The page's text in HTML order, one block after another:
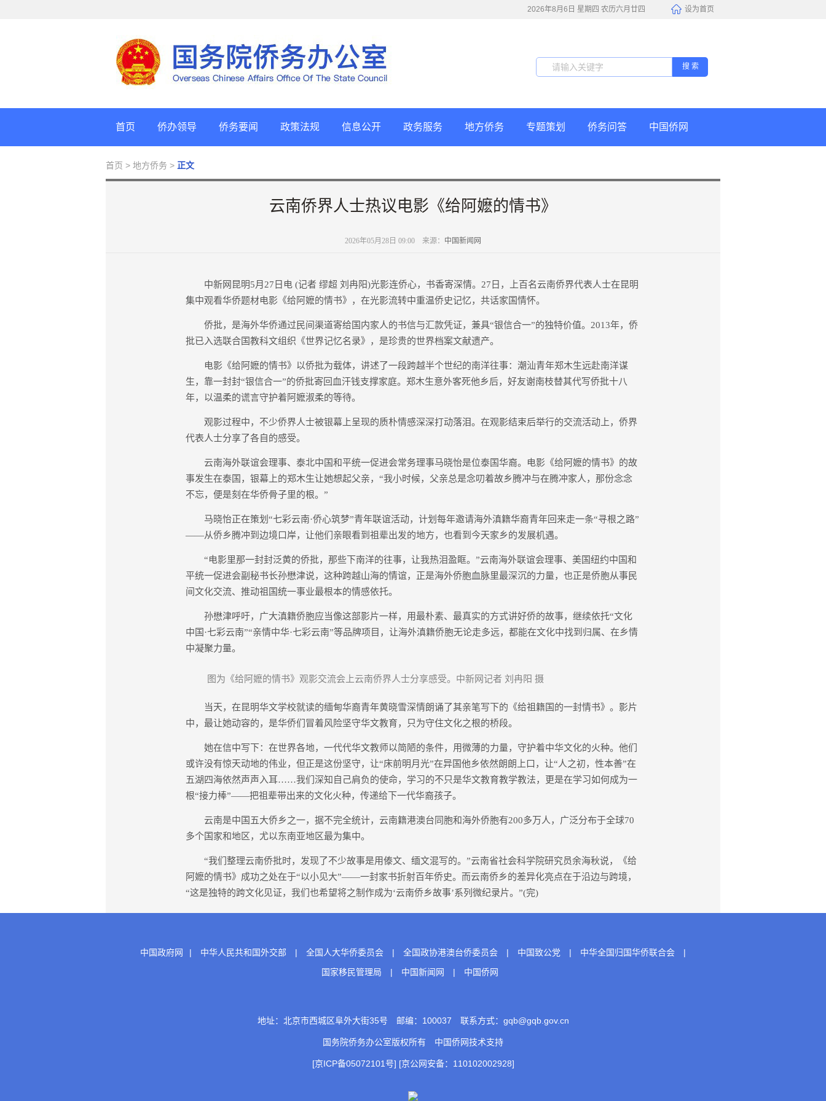
设为首页
2026年8月6日 星期四 农历六月廿四
搜 索
首页 侨办领导 侨务要闻 政策法规 信息公开 政务服务 地方侨务 专题策划 侨务问答 中国侨网
首页 > 地方侨务 > 正文
云南侨界人士热议电影《给阿嬷的情书》
2026年05月28日 09:00 来源： 中国新闻网
中新网昆明5月27日电 (记者 缪超 刘冉阳)光影连侨心，书香寄深情。27日，上百名云南侨界代表人士在昆明
集中观看华侨题材电影《给阿嬷的情书》，在光影流转中重温侨史记忆，共话家国情怀。
侨批，是海外华侨通过民间渠道寄给国内家人的书信与汇款凭证，兼具“银信合一”的独特价值。2013年，侨
批已入选联合国教科文组织《世界记忆名录》，是珍贵的世界档案文献遗产。
电影《给阿嬷的情书》以侨批为载体，讲述了一段跨越半个世纪的南洋往事：潮汕青年郑木生远赴南洋谋
生，靠一封封“银信合一”的侨批寄回血汗钱支撑家庭。郑木生意外客死他乡后，好友谢南枝替其代写侨批十八
年，以温柔的谎言守护着阿嬷淑柔的等待。
观影过程中，不少侨界人士被银幕上呈现的质朴情感深深打动落泪。在观影结束后举行的交流活动上，侨界
代表人士分享了各自的感受。
云南海外联谊会理事、泰北中国和平统一促进会常务理事马晓怡是位泰国华裔。电影《给阿嬷的情书》的故
事发生在泰国，银幕上的郑木生让她想起父亲，“我小时候，父亲总是念叨着故乡腾冲与在腾冲家人，那份念念
不忘，便是刻在华侨骨子里的根。”
马晓怡正在策划“七彩云南·侨心筑梦”青年联谊活动，计划每年邀请海外滇籍华裔青年回来走一条“寻根之路”
——从侨乡腾冲到边境口岸，让他们亲眼看到祖辈出发的地方，也看到今天家乡的发展机遇。
“电影里那一封封泛黄的侨批，那些下南洋的往事，让我热泪盈眶。”云南海外联谊会理事、美国纽约中国和
平统一促进会副秘书长孙懋津说，这种跨越山海的情谊，正是海外侨胞血脉里最深沉的力量，也正是侨胞从事民
间文化交流、推动祖国统一事业最根本的情感依托。
孙懋津呼吁，广大滇籍侨胞应当像这部影片一样，用最朴素、最真实的方式讲好侨的故事，继续依托“文化
中国·七彩云南”“亲情中华·七彩云南”等品牌项目，让海外滇籍侨胞无论走多远，都能在文化中找到归属、在乡情
中凝聚力量。
图为《给阿嬷的情书》观影交流会上云南侨界人士分享感受。中新网记者 刘冉阳 摄
当天，在昆明华文学校就读的缅甸华裔青年黄晓雪深情朗诵了其亲笔写下的《给祖籍国的一封情书》。影片
中，最让她动容的，是华侨们冒着风险坚守华文教育，只为守住文化之根的桥段。
她在信中写下：在世界各地，一代代华文教师以简陋的条件，用微薄的力量，守护着中华文化的火种。他们
或许没有惊天动地的伟业，但正是这份坚守，让“床前明月光”在异国他乡依然朗朗上口，让“人之初，性本善”在
五湖四海依然声声入耳……我们深知自己肩负的使命，学习的不只是华文教育教学教法，更是在学习如何成为一
根“接力棒”——把祖辈带出来的文化火种，传递给下一代华裔孩子。
云南是中国五大侨乡之一，据不完全统计，云南籍港澳台同胞和海外侨胞有200多万人，广泛分布于全球70
多个国家和地区，尤以东南亚地区最为集中。
“我们整理云南侨批时，发现了不少故事是用傣文、缅文混写的。”云南省社会科学院研究员余海秋说，《给
阿嬷的情书》成功之处在于“以小见大”——一封家书折射百年侨史。而云南侨乡的差异化亮点在于沿边与跨境，
“这是独特的跨文化见证，我们也希望将之制作成为‘云南侨乡故事’系列微纪录片。”(完)
中国政府网 | 中华人民共和国外交部 | 全国人大华侨委员会 | 全国政协港澳台侨委员会 | 中国致公党 | 中华全国归国华侨联合会
|
国家移民管理局
| 中国新闻网 | 中国侨网
地址：北京市西城区阜外大街35号 邮编：100037 联系方式：gqb@gqb.gov.cn
国务院侨务办公室版权所有 中国侨网技术支持
[京ICP备05072101号] [京公网安备：110102002928]